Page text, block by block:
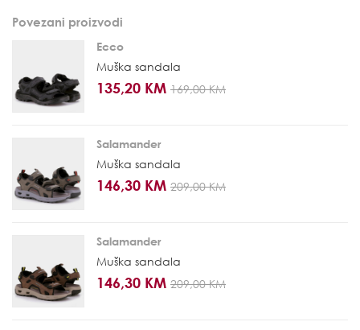
Povezani proizvodi
Ecco
Muška sandala
135,20 KM 169,00 KM
Salamander
Muška sandala
146,30 KM 209,00 KM
Salamander
Muška sandala
146,30 KM 209,00 KM